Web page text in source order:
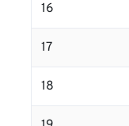
16
17
18